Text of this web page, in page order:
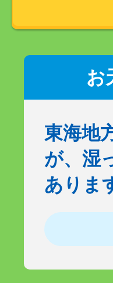
お
東海地
が、湿
ありま